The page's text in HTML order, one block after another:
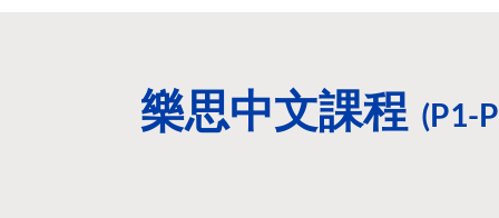
樂思中文課程 (P1-